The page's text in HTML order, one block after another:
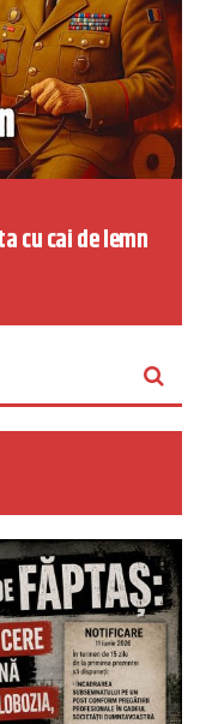
cu cai de lemn